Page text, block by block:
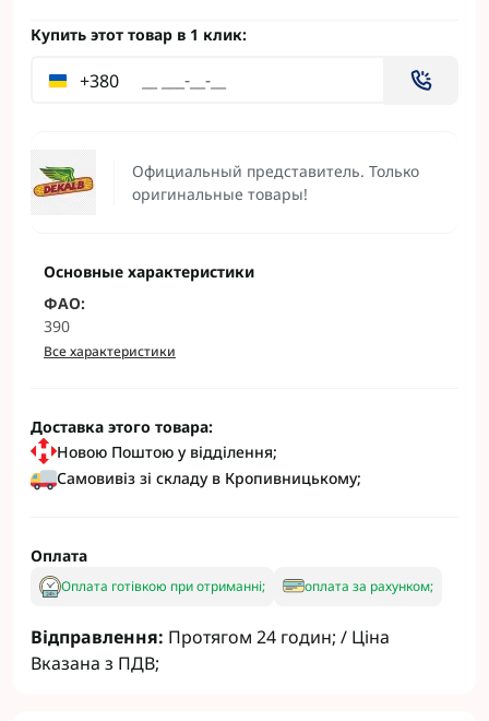
Официальный представитель. Только
оригинальные товары!
Купить этот товар в 1 клик:
+380
Основные характеристики
ФАО:
390
Все характеристики
Доставка этого товара:
Новою Поштою у відділення;
Самовивіз зі складу в Кропивницькому;
Оплата
Оплата готівкою при отриманні; оплата за рахунком;
Відправлення: Протягом 24 годин; / Ціна
Вказана з ПДВ;